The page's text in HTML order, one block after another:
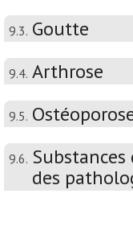
9.3. Goutte
9.4. Arthrose
9.5.
9.6.
des